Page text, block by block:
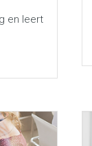
en leert